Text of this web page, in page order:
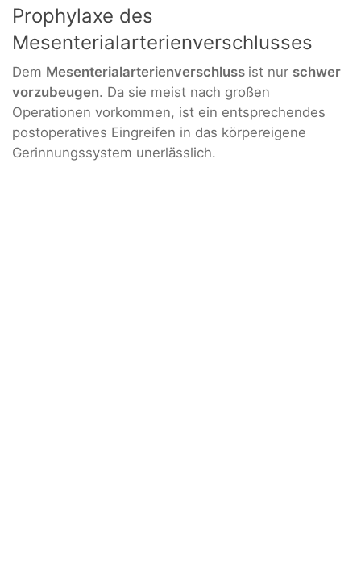
Prophylaxe des
Mesenterialarterienverschlusses
Dem Mesenterialarterienverschluss ist nur schwer
vorzubeugen. Da sie meist nach großen
Operationen vorkommen, ist ein entsprechendes
postoperatives Eingreifen in das körpereigene
Gerinnungssystem unerlässlich.